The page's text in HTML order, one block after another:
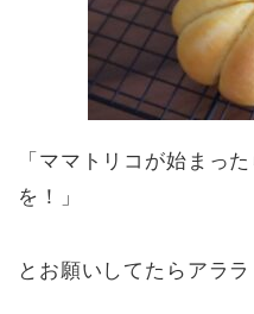
「ママトリコが始まっ
を！」
とお願いしてたらアララ